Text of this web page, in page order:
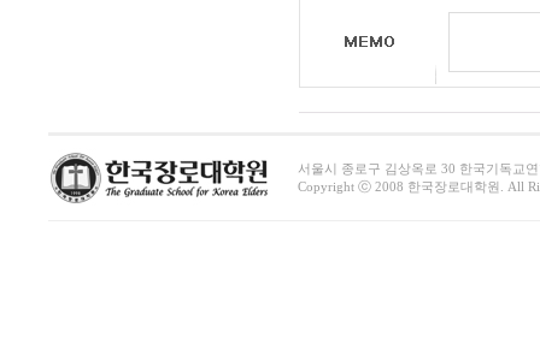
서울시 종로구 김상옥로 30 한국기독교
Copyright ⓒ 2008 한국장로대학원. All